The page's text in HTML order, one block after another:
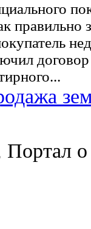
правильно
Портал